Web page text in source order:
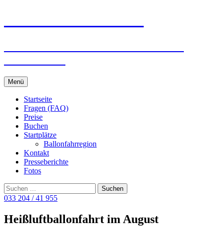
Menü Zum
Inhalt
springen
Startseite
Fragen (FAQ)
Preise
Buchen
Startplätze
Ballonfahrregion
Kontakt
Presseberichte
Fotos
Suchen
nach:
033 204 / 41 955
Heißluftballonfahrt im August